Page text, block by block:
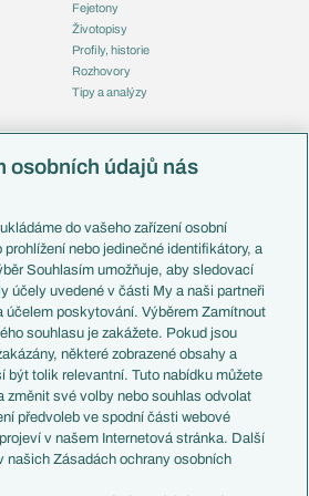
Fejetony
Životopisy
Profily, historie
Rozhovory
Tipy a analýzy
Česko
Francie
Itálie
Německo
Španělsko
Argentina
Brazílie
Přestupy
Zápasy
Livescore
Tipovací soutěž
osobních údajů nás
ukládáme do vašeho zařízení osobní
prohlížení nebo jedinečné identifikátory, a
Souhlasím umožňuje, aby sledovací
účely uvedené v části My a naši partneři
účelem poskytování. Výběrem Zamítnout
souhlasu je zakážete. Pokud jsou
některé zobrazené obsahy a
být tolik relevantní. Tuto nabídku můžete
změnit své volby nebo souhlas odvolat
předvoleb ve spodní části webové
v našem Internetová stránka. Další
našich Zásadách ochrany osobních